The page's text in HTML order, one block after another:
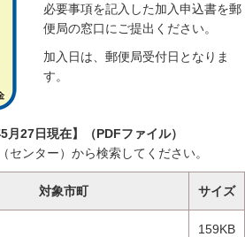
必要事項を記入した加入申込書を郵
便局の窓口にご提出ください。
加入日は、郵便局受付日となりま
す。
27日現在】（PDFファイル）
センター）から検索してください。
対象市町 サイズ
159KB